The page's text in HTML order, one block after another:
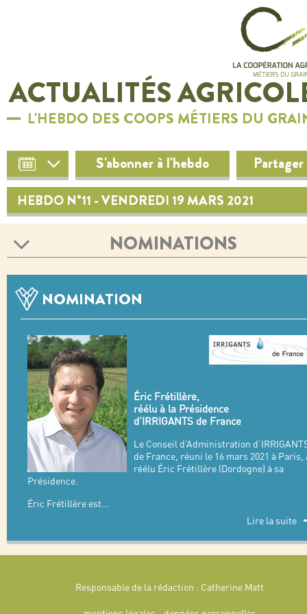
ACTUALITÉS
L'HEBDO DES COOPS MÉTIERS DU
S'abonner à l'hebdo Partager
HEBDO N°11 - VENDREDI 19 MARS 2021
NOMINATIONS
NOMINATION
Éric Frétillère,
réélu à la Présidence
d’IRRIGANTS de France
Le Conseil d’Administration
de France, réuni le 16 mars 2021 à Paris,
réélu Éric Frétillère (Dordogne) à sa
Présidence.
Éric Frétillère est...
Lire la suite
Responsable de la rédaction : Catherine Matt